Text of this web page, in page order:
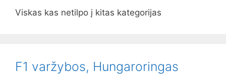
Viskas kas netilpo į kitas kategorijas
F1 varžybos, Hungaroringas